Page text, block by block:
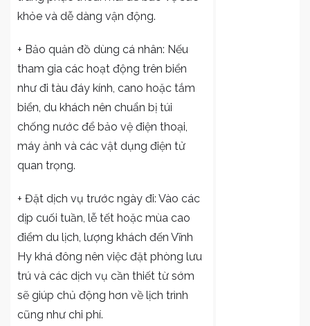
khỏe và dễ dàng vận động.
+ Bảo quản đồ dùng cá nhân: Nếu
tham gia các hoạt động trên biển
như đi tàu đáy kính, cano hoặc tắm
biển, du khách nên chuẩn bị túi
chống nước để bảo vệ điện thoại,
máy ảnh và các vật dụng điện tử
quan trọng.
+ Đặt dịch vụ trước ngày đi: Vào các
dịp cuối tuần, lễ tết hoặc mùa cao
điểm du lịch, lượng khách đến Vĩnh
Hy khá đông nên việc đặt phòng lưu
trú và các dịch vụ cần thiết từ sớm
sẽ giúp chủ động hơn về lịch trình
cũng như chi phí.